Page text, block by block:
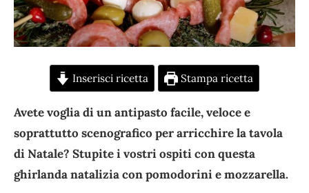
Inserisci ricetta Stampa ricetta
Avete voglia di un antipasto facile, veloce e
soprattutto scenografico per arricchire la tavola
di Natale? Stupite i vostri ospiti con questa
ghirlanda natalizia con pomodorini e mozzarella.